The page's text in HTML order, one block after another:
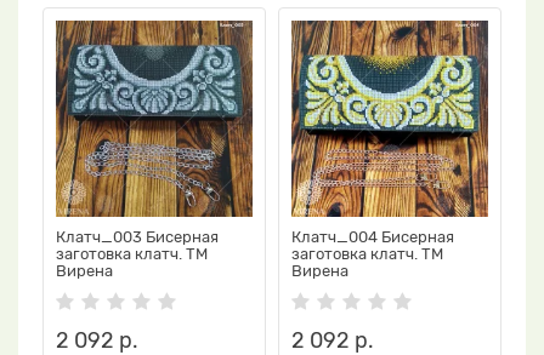
Клатч_003 Бисерная
заготовка клатч. ТМ
Вирена
2 092 р.
Клатч_004 Бисерная
заготовка клатч. ТМ
Вирена
2 092 р.